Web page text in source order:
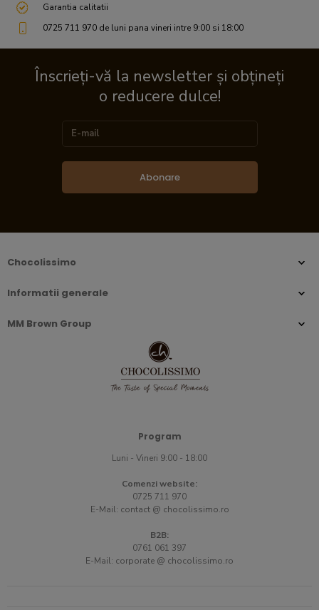
Garantia calitatii
0725 711 970 de luni pana vineri intre 9:00 si 18:00
Înscrieți-vă la newsletter și obțineți
o reducere dulce!
Abonare
Chocolissimo
Informatii generale
MM Brown Group
Program
Luni - Vineri 9:00 - 18:00
Comenzi website:
0725 711 970
E-Mail: contact @ chocolissimo.ro
B2B:
0761 061 397
E-Mail: corporate @ chocolissimo.ro